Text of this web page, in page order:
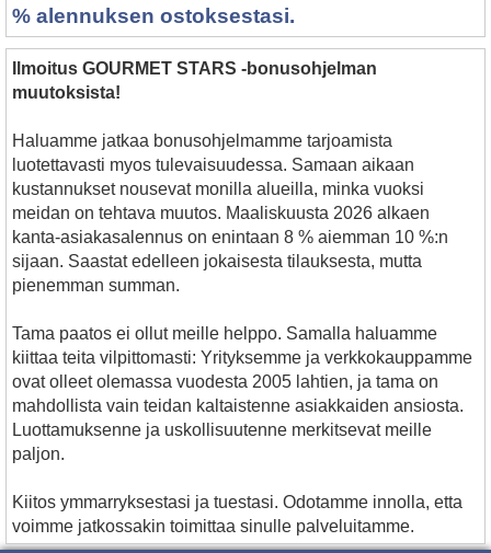
% alennuksen ostoksestasi.
Ilmoitus GOURMET STARS -bonusohjelman
muutoksista!
Haluamme jatkaa bonusohjelmamme tarjoamista
luotettavasti myos tulevaisuudessa. Samaan aikaan
kustannukset nousevat monilla alueilla, minka vuoksi
meidan on tehtava muutos. Maaliskuusta 2026 alkaen
kanta-asiakasalennus on enintaan 8 % aiemman 10 %:n
sijaan. Saastat edelleen jokaisesta tilauksesta, mutta
pienemman summan.
Tama paatos ei ollut meille helppo. Samalla haluamme
kiittaa teita vilpittomasti: Yrityksemme ja verkkokauppamme
ovat olleet olemassa vuodesta 2005 lahtien, ja tama on
mahdollista vain teidan kaltaistenne asiakkaiden ansiosta.
Luottamuksenne ja uskollisuutenne merkitsevat meille
paljon.
Kiitos ymmarryksestasi ja tuestasi. Odotamme innolla, etta
voimme jatkossakin toimittaa sinulle palveluitamme.